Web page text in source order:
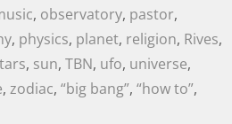
, observatory, pastor,
, physics, planet, religion, Rives,
, sun, TBN, ufo, universe,
, zodiac, “big bang”, “how to”,